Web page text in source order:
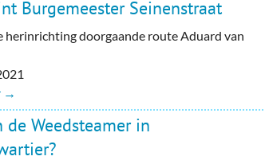
Burgemeester Seinenstraat
herinrichting doorgaande route Aduard van
→
de Weedsteamer in